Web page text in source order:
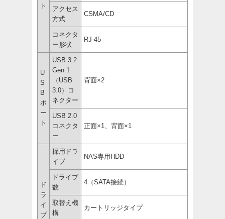
ト
アクセス
方式
CSMA/CD
コネクタ
ー形状
RJ-45
U
S
B
ポ
ー
ト
USB 3.2
Gen 1
（USB
3.0）コ
ネクター
背面×2
USB 2.0
コネクタ
ー
正面×1、背面×1
ド
ラ
イ
ブ
採用ドラ
イブ
NAS専用HDD
ドライブ
数
4（SATA接続）
取替え機
構
カートリッジタイプ